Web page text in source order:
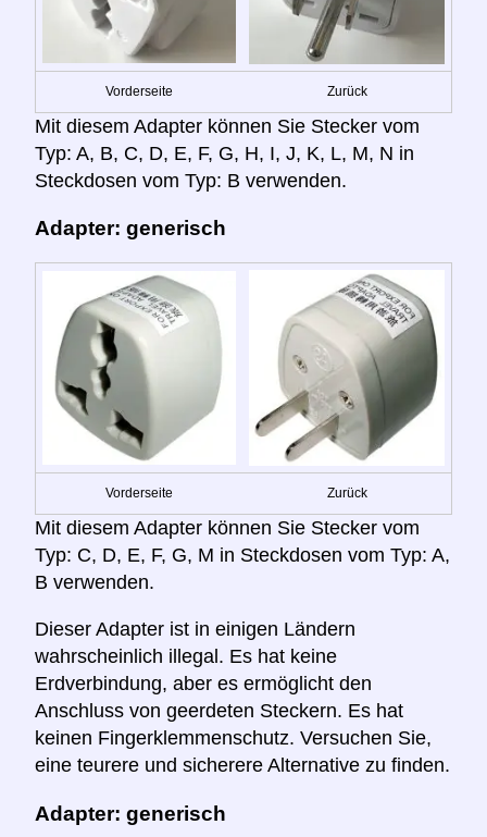
Vorderseite Zurück
Mit diesem Adapter können Sie Stecker vom
Typ: A, B, C, D, E, F, G, H, I, J, K, L, M, N in
Steckdosen vom Typ: B verwenden.
Adapter: generisch
Vorderseite Zurück
Mit diesem Adapter können Sie Stecker vom
Typ: C, D, E, F, G, M in Steckdosen vom Typ: A,
B verwenden.
Dieser Adapter ist in einigen Ländern
wahrscheinlich illegal. Es hat keine
Erdverbindung, aber es ermöglicht den
Anschluss von geerdeten Steckern. Es hat
keinen Fingerklemmenschutz. Versuchen Sie,
eine teurere und sicherere Alternative zu finden.
Adapter: generisch